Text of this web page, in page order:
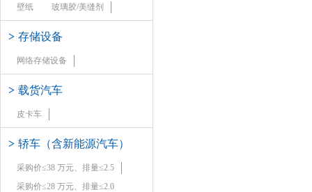
壁纸
玻璃胶/美缝剂
> 存储设备
网络存储设备
> 载货汽车
皮卡车
> 轿车（含新能源汽车）
采购价≤38 万元、排量≤2.5
采购价≤28 万元、排量≤2.0